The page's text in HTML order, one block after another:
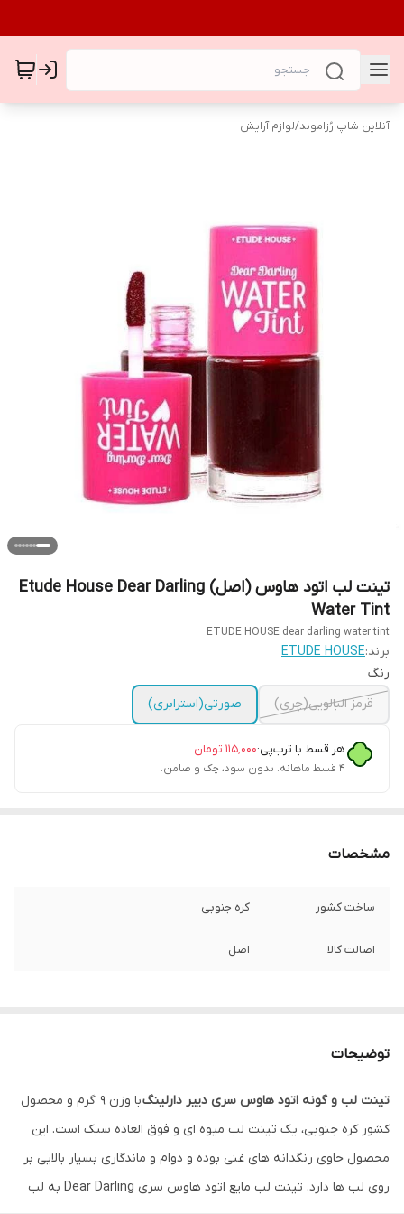
آنلاین شاپ رُزاموند/لوازم آرایش
تینت لب اتود هاوس (اصل) Etude House Dear Darling
Water Tint
ETUDE HOUSE dear darling water tint
برند:ETUDE HOUSE
رنگ
قرمز البالویی(چری)
صورتی(استرابری)
هر قسط با ترب‌پی:۱۱۵٬۰۰۰ تومان
۴ قسط ماهانه. بدون سود، چک و ضامن.
مشخصات
ساخت کشور کره جنوبی
اصالت کالا اصل
توضیحات
تینت لب و گونه اتود هاوس سری دییر دارلینگ
با وزن 9 گرم و محصول
کشور کره جنوبی، یک تینت لب میوه ای و فوق العاده سبک است. این
محصول حاوی رنگدانه های غنی بوده و دوام و ماندگاری بسیار بالایی بر
روی لب ها دارد. تینت لب مایع اتود هاوس سری Dear Darling به لب